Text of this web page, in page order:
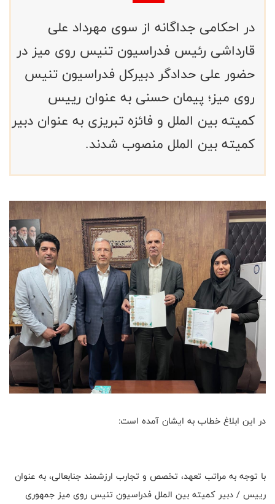
در احکامی جداگانه از سوی مهرداد علی
قارداشی رئیس فدراسیون تنیس روی میز در
حضور علی حدادگر دبیرکل فدراسیون تنیس
روی میز؛ پیمان حسنی به عنوان رییس
کمیته بین الملل و فائزه تبریزی به عنوان دبیر
کمیته بین الملل منصوب شدند.
در این ابلاغ خطاب به ایشان آمده است:
با توجه به مراتب تعهد، تخصص و تجارب ارزشمند جنابعالی، به عنوان
رییس / دبیر کمیته بین الملل فدراسیون تنیس روی میز جمهوری